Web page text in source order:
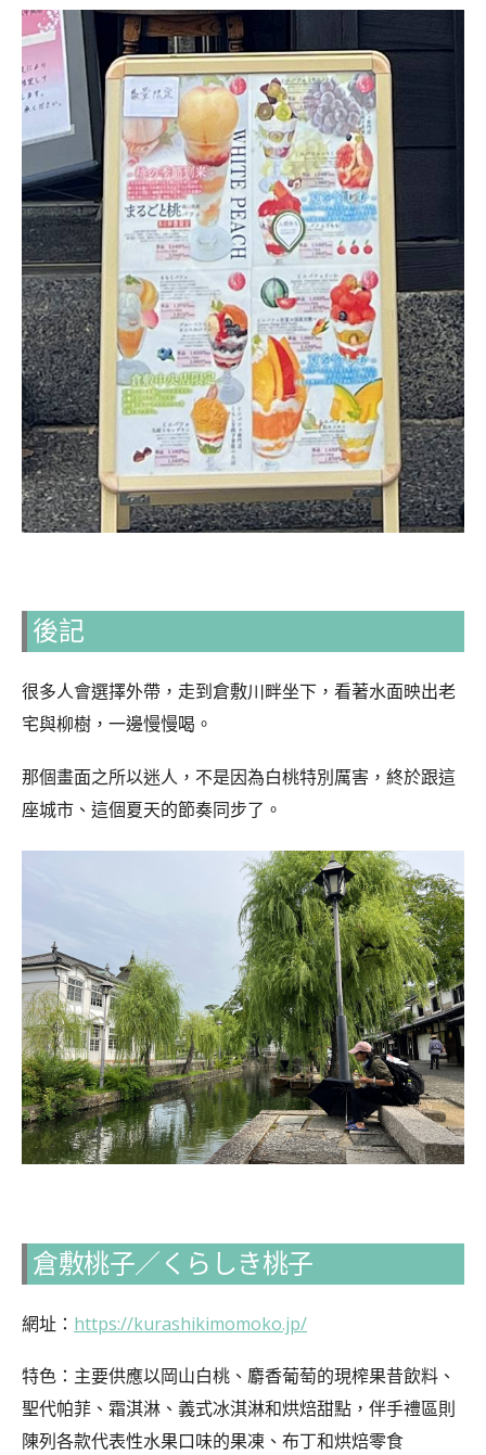
後記
很多人會選擇外帶，走到倉敷川畔坐下，看著水面映出老
宅與柳樹，一邊慢慢喝。
那個畫面之所以迷人，不是因為白桃特別厲害，終於跟這
座城市、這個夏天的節奏同步了。
倉敷桃子／くらしき桃子
網址： https://kurashikimomoko.jp/
特色：主要供應以岡山白桃、麝香葡萄的現榨果昔飲料、
聖代帕菲、霜淇淋、義式冰淇淋和烘焙甜點，伴手禮區則
陳列各款代表性水果口味的果凍、布丁和烘焙零食